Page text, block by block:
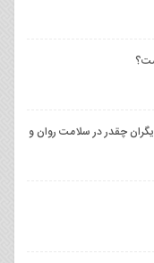
چقدر در سلامت روان و